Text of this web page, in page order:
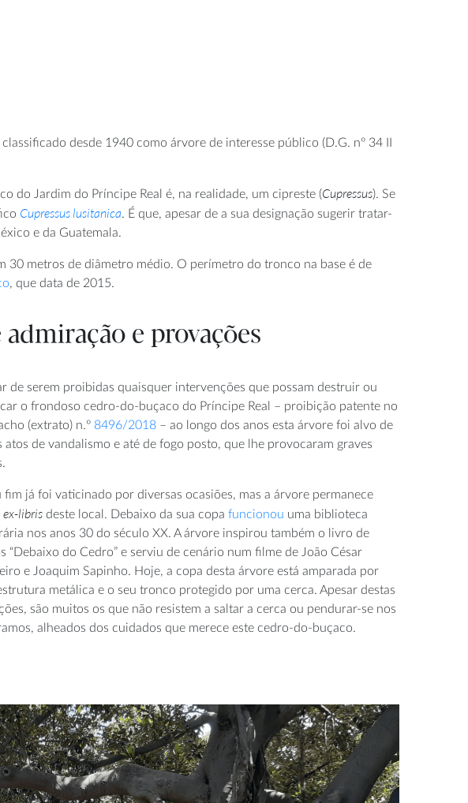
desde 1940 como árvore de interesse público (D.G. nº 34 II
do Jardim do Príncipe Real é, na realidade, um cipreste (Cupressus). Se
Cupressus lusitanica. É que, apesar de a sua designação sugerir tratar-
e da Guatemala.
30 metros de diâmetro médio. O perímetro do tronco na base é de
, que data de 2015.
e provações
de serem proibidas quaisquer intervenções que possam destruir ou
o frondoso cedro-do-buçaco do Príncipe Real – proibição patente no
(extrato) n.º 8496/2018 – ao longo dos anos esta árvore foi alvo de
atos de vandalismo e até de fogo posto, que lhe provocaram graves
fim já foi vaticinado por diversas ocasiões, mas a árvore permanece
ex-libris deste local. Debaixo da sua copa funcionou uma biblioteca
nos anos 30 do século XX. A árvore inspirou também o livro de
“Debaixo do Cedro” e serviu de cenário num filme de João César
e Joaquim Sapinho. Hoje, a copa desta árvore está amparada por
metálica e o seu tronco protegido por uma cerca. Apesar destas
são muitos os que não resistem a saltar a cerca ou pendurar-se nos
alheados dos cuidados que merece este cedro-do-buçaco.